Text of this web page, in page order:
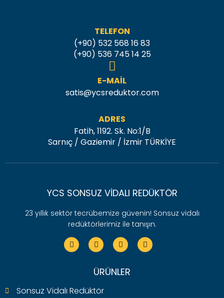
TELEFON
(+90) 532 568 16 83
(+90) 536 745 14 25
E-MAIL
satis@ycsreduktor.com
ADRES
Fatih, 1192. Sk. No:1/B
Sarnıç / Gaziemir / İzmir TÜRKİYE
YCS SONSUZ VIDALI REDÜKTÖR
23 yıllık sektör tecrübemize güvenin! Sonsuz vidalı
redüktörlerimiz ile tanışın.
ÜRÜNLER
Sonsuz Vidalı Redüktör